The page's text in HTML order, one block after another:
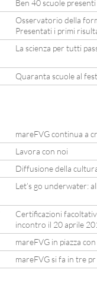
Ben 40 scuole
Osservatorio della
Presentati i primi
La scienza per tutti
Quaranta scuole al
mareFVG continua a
Lavora con noi
Diffusione della
Let’s go underwater:
Certificazioni
incontro il 20 aprile
mareFVG in piazza
mareFVG si fa in tre